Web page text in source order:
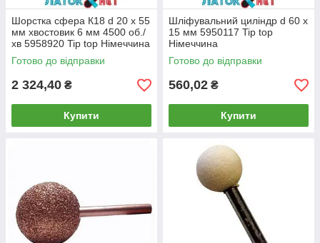
Шорстка сфера К18 d 20 x 55
мм хвостовик 6 мм 4500 об./
хв 5958920 Tip top Німеччина
Готово до відправки
2 324,40 ₴
Купити
Шліфувальний циліндр d 60 х
15 мм 5950117 Tip top
Німеччина
Готово до відправки
560,02 ₴
Купити